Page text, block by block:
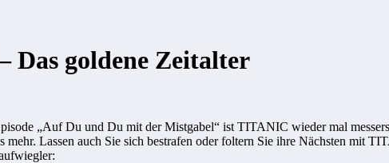
Das goldene Zeitalter
„Auf Du und Du mit der Mistgabel“ ist TITANIC wieder mal
Lassen auch Sie sich bestrafen oder foltern Sie ihre Nächsten mit